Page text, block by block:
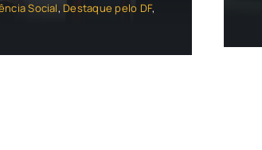
Social, Destaque pelo DF,